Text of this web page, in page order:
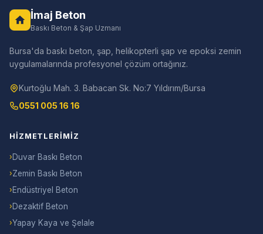
İmaj Beton
Baskı Beton & Şap Uzmanı
Bursa'da baskı beton, şap, helikopterli şap ve epoksi zemin
uygulamalarında profesyonel çözüm ortağınız.
Kurtoğlu Mah. 3. Babacan Sk. No:7 Yıldırım/Bursa
0551 005 16 16
HIZMETLERIMIZ
› Duvar Baskı Beton
›Zemin Baskı Beton
› Endüstriyel Beton
› Dezaktif Beton
›Yapay Kaya ve Şelale